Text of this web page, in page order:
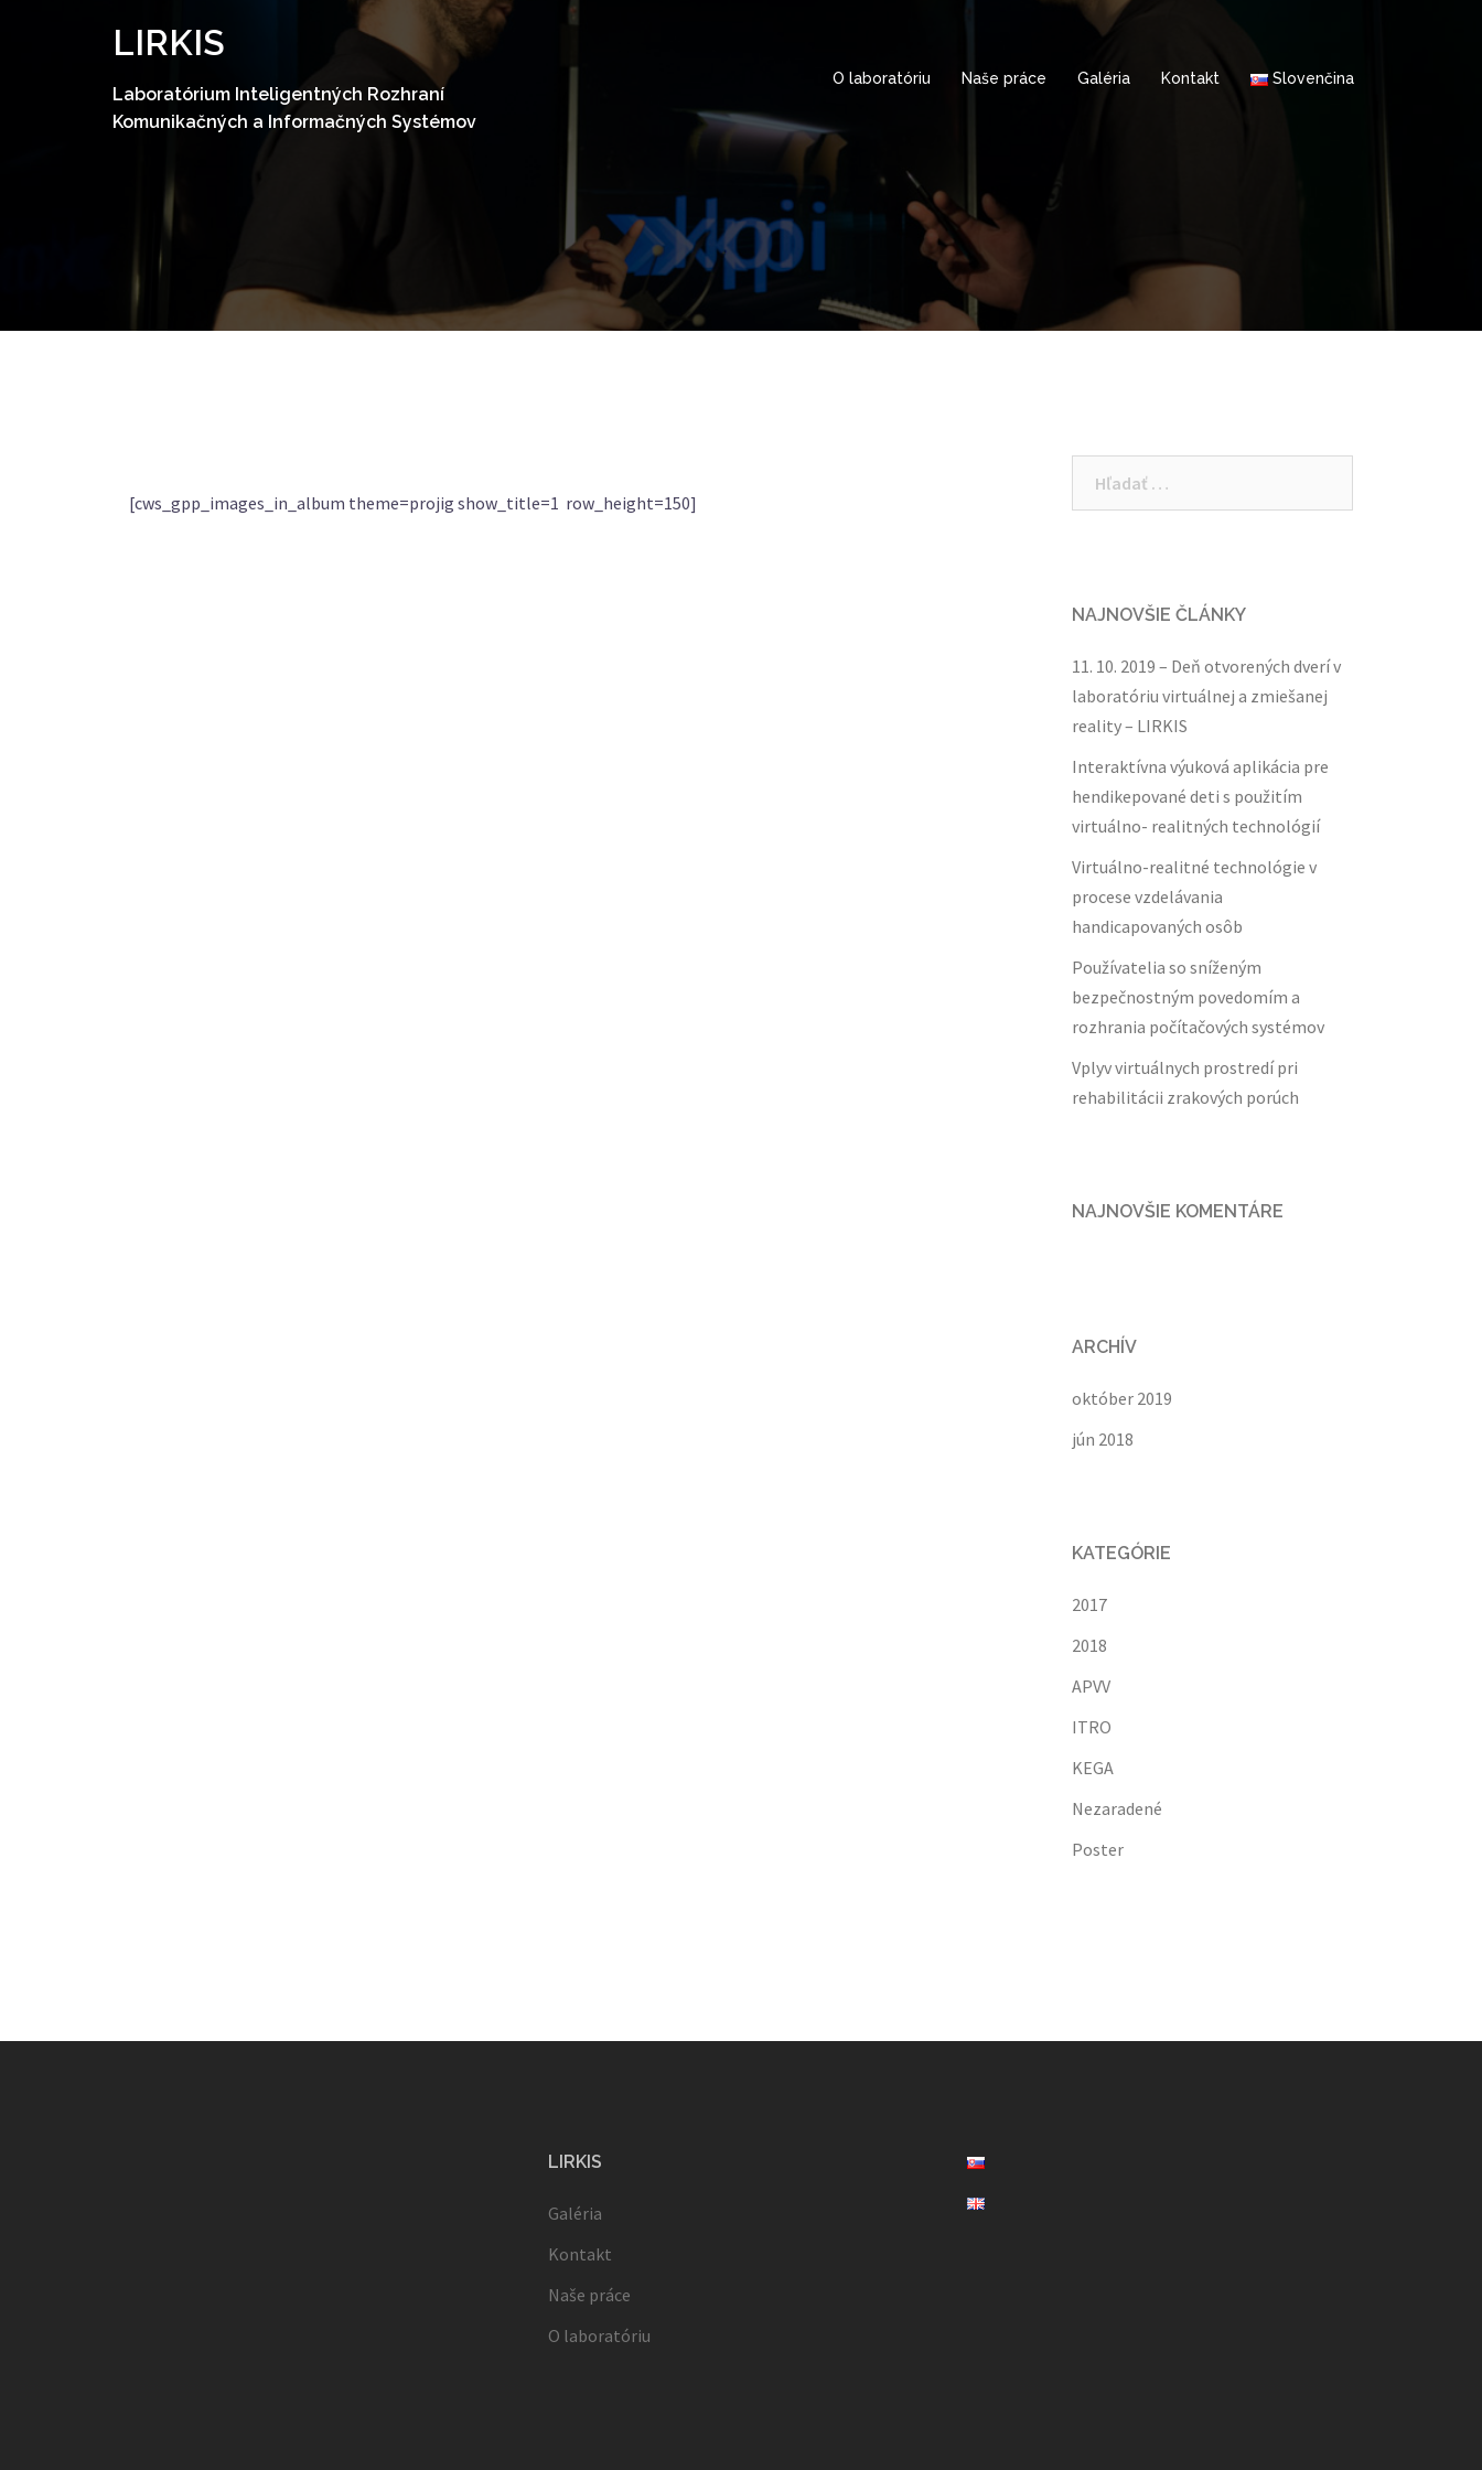
LIRKIS
Laboratórium Inteligentných Rozhraní
Komunikačných a Informačných Systémov
O laboratóriu Naše práce Galéria Kontakt Slovenčina
[cws_gpp_images_in_album theme=projig show_title=1 row_height=150]
NAJNOVŠIE ČLÁNKY
11. 10. 2019 – Deň otvorených dverí v
laboratóriu virtuálnej a zmiešanej
reality – LIRKIS
Interaktívna výuková aplikácia pre
hendikepované deti s použitím
virtuálno- realitných technológií
Virtuálno-realitné technológie v
procese vzdelávania
handicapovaných osôb
Používatelia so sníženým
bezpečnostným povedomím a
rozhrania počítačových systémov
Vplyv virtuálnych prostredí pri
rehabilitácii zrakových porúch
NAJNOVŠIE KOMENTÁRE
ARCHÍV
október 2019
jún 2018
KATEGÓRIE
2017
2018
APVV
ITRO
KEGA
Nezaradené
Poster
LIRKIS
Galéria
Kontakt
Naše práce
O laboratóriu